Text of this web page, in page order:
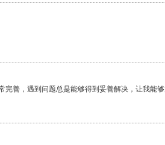
完善，遇到问题总是能够得到妥善解决，让我能够